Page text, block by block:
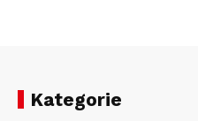
Kategorie